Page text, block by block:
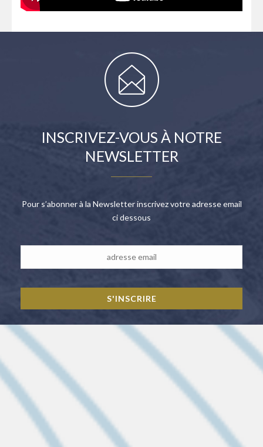
INSCRIVEZ-VOUS À NOTRE
NEWSLETTER
Pour s’abonner à la Newsletter inscrivez votre adresse email
ci dessous
LES DERNIÈRES ACTUS